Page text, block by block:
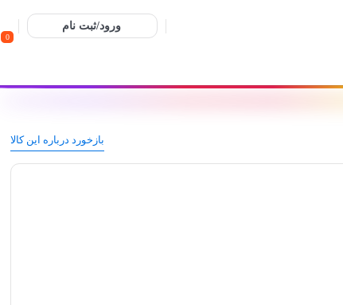
ورود/ثبت نام
0
بازخورد درباره این کالا